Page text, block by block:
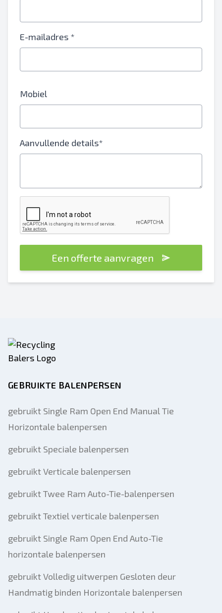
E-mailadres *
Mobiel
Aanvullende details*
Een offerte aanvragen
GEBRUIKTE BALENPERSEN
gebruikt Single Ram Open End Manual Tie
Horizontale balenpersen
gebruikt Speciale balenpersen
gebruikt Verticale balenpersen
gebruikt Twee Ram Auto-Tie-balenpersen
gebruikt Textiel verticale balenpersen
gebruikt Single Ram Open End Auto-Tie
horizontale balenpersen
gebruikt Volledig uitwerpen Gesloten deur
Handmatig binden Horizontale balenpersen